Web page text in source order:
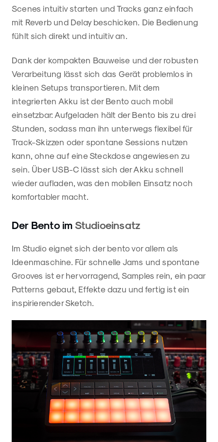
Scenes intuitiv starten und Tracks ganz einfach
mit Reverb und Delay beschicken. Die Bedienung
fühlt sich direkt und intuitiv an.
Dank der kompakten Bauweise und der robusten
Verarbeitung lässt sich das Gerät problemlos in
kleinen Setups transportieren. Mit dem
integrierten Akku ist der Bento auch mobil
einsetzbar: Aufgeladen hält der Bento bis zu drei
Stunden, sodass man ihn unterwegs flexibel für
Track-Skizzen oder spontane Sessions nutzen
kann, ohne auf eine Steckdose angewiesen zu
sein. Über USB-C lässt sich der Akku schnell
wieder aufladen, was den mobilen Einsatz noch
komfortabler macht.
Der Bento im Studioeinsatz
Im Studio eignet sich der bento vor allem als
Ideenmaschine. Für schnelle Jams und spontane
Grooves ist er hervorragend, Samples rein, ein paar
Patterns gebaut, Effekte dazu und fertig ist ein
inspirierender Sketch.